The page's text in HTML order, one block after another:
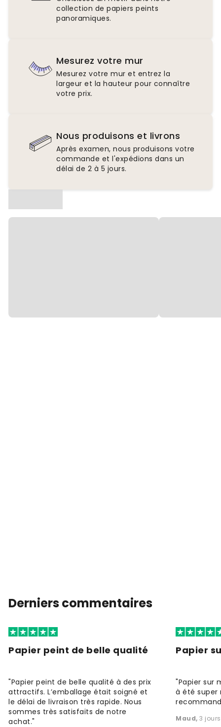
collection de papiers peints
panoramiques.
Mesurez votre mur
Mesurez votre mur et entrez la
largeur et la hauteur pour connaître
votre prix.
Nous produisons et livrons
Après examen, nous produisons votre
commande et l'expédions dans un
délai de 2 à 5 jours.
Derniers commentaires
Papier peint de belle qualité
"Papier peint de belle qualité à des prix
attractifs. L’emballage était soigné et
le délai de livraison très rapide. Nous
sommes très satisfaits de notre
achat."
Papier
"Papier sur
à été super
Maud, 3